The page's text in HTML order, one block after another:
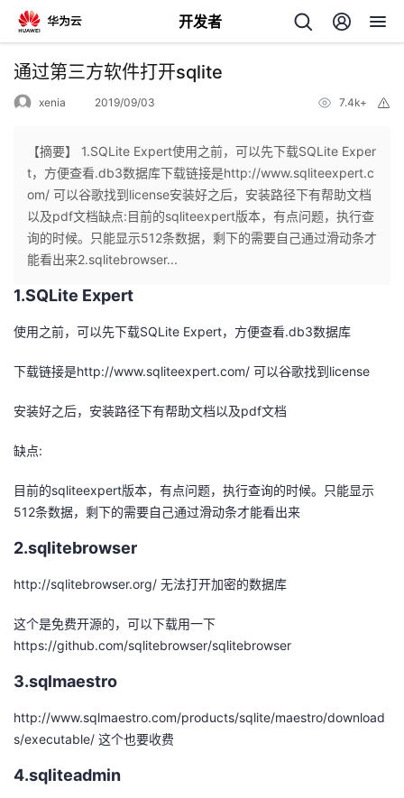
开发者
返
个
人
主
我
的
的
我
坛
圈
子
的
直
播
我
的
活
动
我
的
关
我
的
我
通过第三方软件打开sqlite
xenia 2019/09/03 7.4k+
【摘要】 1.SQLite Expert使用之前，可以先下载SQLite Exper
t，方便查看.db3数据库下载链接是http://www.sqliteexpert.c
om/ 可以谷歌找到license安装好之后，安装路径下有帮助文档
以及pdf文档缺点:目前的sqliteexpert版本，有点问题，执行查
询的时候。只能显示512条数据，剩下的需要自己通过滑动条才
能看出来2.sqlitebrowser...
1.SQLite Expert
使用之前，可以先下载SQLite Expert，方便查看.db3数据库
下载链接是http://www.sqliteexpert.com/ 可以谷歌找到license
安装好之后，安装路径下有帮助文档以及pdf文档
缺点:
目前的sqliteexpert版本，有点问题，执行查询的时候。只能显示
512条数据，剩下的需要自己通过滑动条才能看出来
2.sqlitebrowser
http://sqlitebrowser.org/ 无法打开加密的数据库
这个是免费开源的，可以下载用一下
https://github.com/sqlitebrowser/sqlitebrowser
3.sqlmaestro
http://www.sqlmaestro.com/products/sqlite/maestro/download
s/executable/ 这个也要收费
4.sqliteadmin